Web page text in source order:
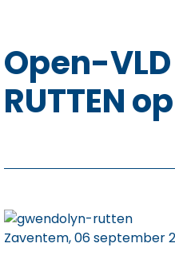
Open-
RUTTEN
Zaventem, 06 september